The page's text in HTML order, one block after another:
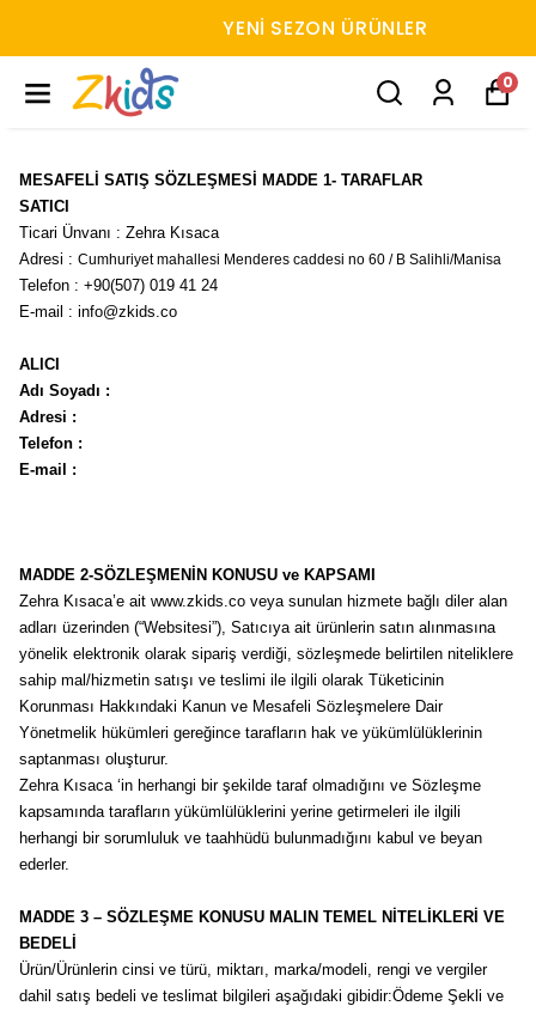
YENI SEZON ÜRÜNLER
0
MESAFELİ SATIŞ SÖZLEŞMESİ MADDE 1- TARAFLAR
SATICI
Ticari Ünvanı : Zehra Kısaca
Adresi : Cumhuriyet mahallesi Menderes caddesi no 60 / B Salihli/Manisa
Telefon : +90(507) 019 41 24
E-mail : info@zkids.co
ALICI
Adı Soyadı :
Adresi :
Telefon :
E-mail :
MADDE 2-SÖZLEŞMENİN KONUSU ve KAPSAMI
Zehra Kısaca’e ait www.zkids.co veya sunulan hizmete bağlı diler alan
adları üzerinden (“Websitesi”), Satıcıya ait ürünlerin satın alınmasına
yönelik elektronik olarak sipariş verdiği, sözleşmede belirtilen niteliklere
sahip mal/hizmetin satışı ve teslimi ile ilgili olarak Tüketicinin
Korunması Hakkındaki Kanun ve Mesafeli Sözleşmelere Dair
Yönetmelik hükümleri gereğince tarafların hak ve yükümlülüklerinin
saptanması oluşturur.
Zehra Kısaca ‘in herhangi bir şekilde taraf olmadığını ve Sözleşme
kapsamında tarafların yükümlülüklerini yerine getirmeleri ile ilgili
herhangi bir sorumluluk ve taahhüdü bulunmadığını kabul ve beyan
ederler.
MADDE 3 – SÖZLEŞME KONUSU MALIN TEMEL NİTELİKLERİ VE
BEDELİ
Ürün/Ürünlerin cinsi ve türü, miktarı, marka/modeli, rengi ve vergiler
dahil satış bedeli ve teslimat bilgileri aşağıdaki gibidir:Ödeme Şekli ve